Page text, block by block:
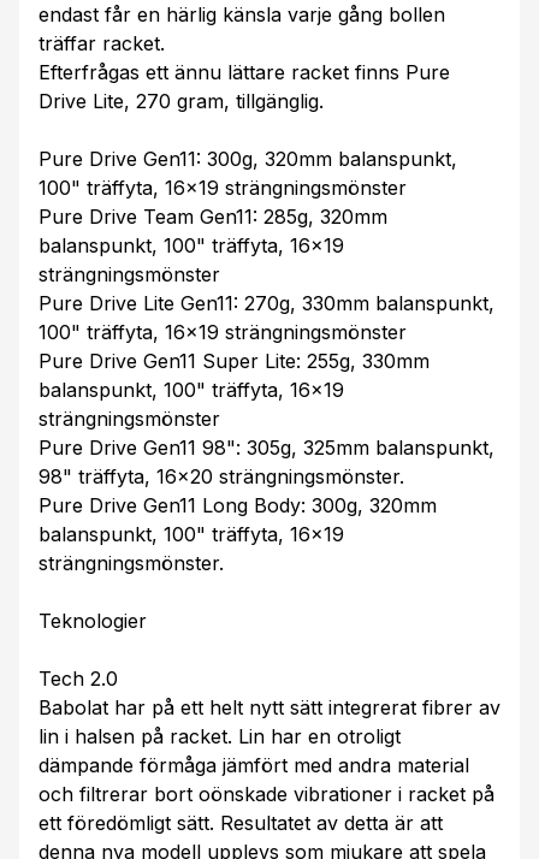
endast får en härlig känsla varje gång bollen
träffar racket.
Efterfrågas ett ännu lättare racket finns Pure
Drive Lite, 270 gram, tillgänglig.
Pure Drive Gen11: 300g, 320mm balanspunkt,
100" träffyta, 16x19 strängningsmönster
Pure Drive Team Gen11: 285g, 320mm
balanspunkt, 100" träffyta, 16x19
strängningsmönster
Pure Drive Lite Gen11: 270g, 330mm balanspunkt,
100" träffyta, 16x19 strängningsmönster
Pure Drive Gen11 Super Lite: 255g, 330mm
balanspunkt, 100" träffyta, 16x19
strängningsmönster
Pure Drive Gen11 98": 305g, 325mm balanspunkt,
98" träffyta, 16x20 strängningsmönster.
Pure Drive Gen11 Long Body: 300g, 320mm
balanspunkt, 100" träffyta, 16x19
strängningsmönster.
Teknologier
Tech 2.0
Babolat har på ett helt nytt sätt integrerat fibrer av
lin i halsen på racket. Lin har en otroligt
dämpande förmåga jämfört med andra material
och filtrerar bort oönskade vibrationer i racket på
ett föredömligt sätt. Resultatet av detta är att
denna nya modell upplevs som mjukare att spela